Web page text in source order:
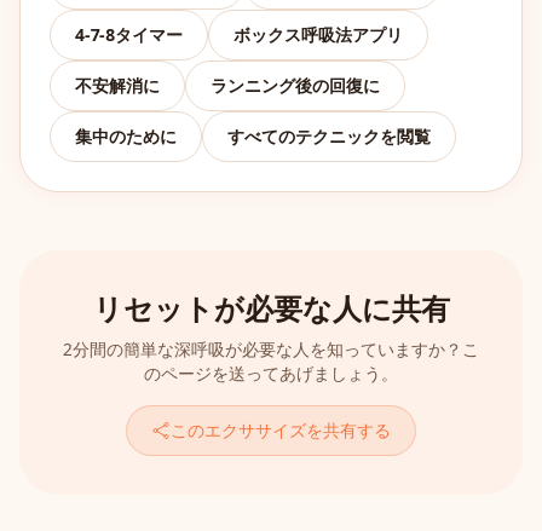
4-7-8タイマー ボックス呼吸法アプリ
不安解消に ランニング後の回復に
集中のために すべてのテクニックを閲覧
リセットが必要な人に共有
2分間の簡単な深呼吸が必要な人を知っていますか？こ
のページを送ってあげましょう。
このエクササイズを共有する